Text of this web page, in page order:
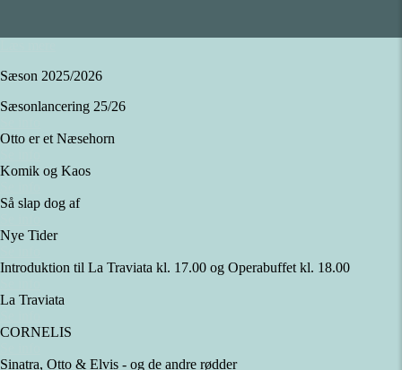
Sæson 2025/2026
Sæsonlancering 25/26
Otto er et Næsehorn
Komik og Kaos
Så slap dog af
Nye Tider
Introduktion til La Traviata kl. 17.00 og Operabuffet kl. 18.00
La Traviata
CORNELIS
Sinatra, Otto & Elvis - og de andre rødder